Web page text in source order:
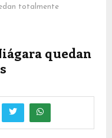
totalmente
quedan